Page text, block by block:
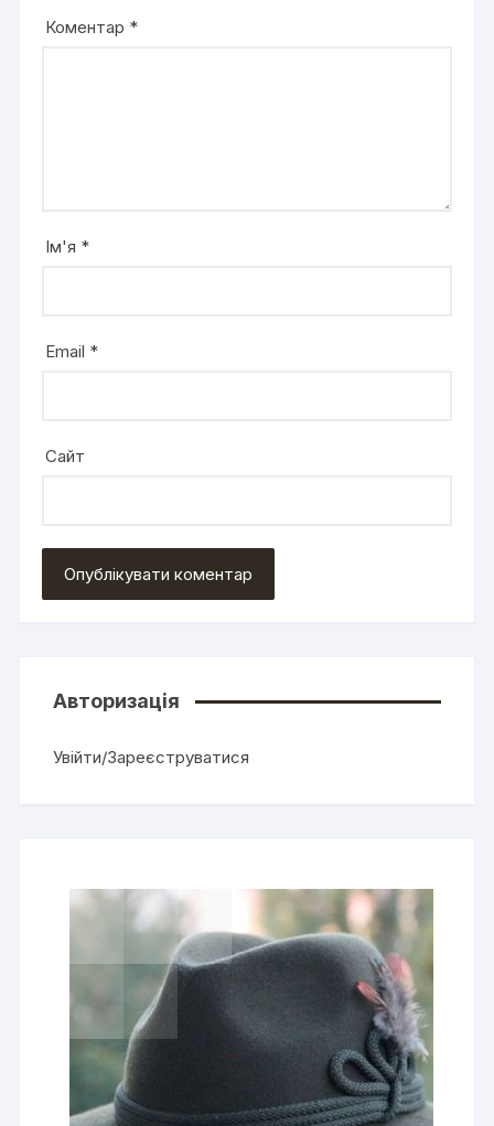
Коментар *
Ім'я *
Email *
Сайт
Авторизація
Увійти/Зареєструватися